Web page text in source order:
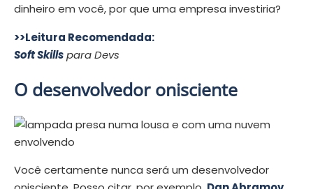
dinheiro em você, por que uma empresa investiria?
>>Leitura Recomendada:
Soft Skillspara Devs
O desenvolvedor onisciente
Você certamente nunca será um desenvolvedor